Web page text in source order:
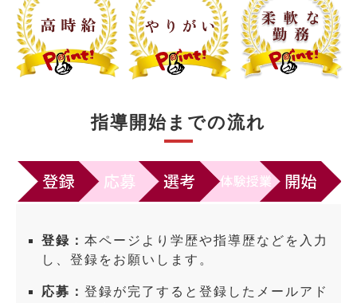
指導開始までの流れ
登録： 本ページより学歴や指導歴などを入力
し、登録をお願いします。
応募： 登録が完了すると登録したメールアド